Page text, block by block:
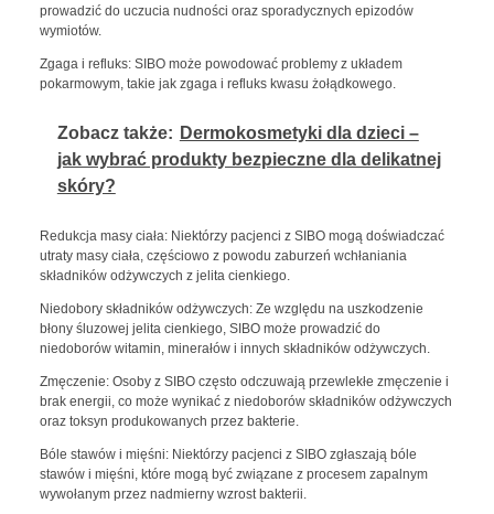
prowadzić do uczucia nudności oraz sporadycznych epizodów
wymiotów.
Zgaga i refluks: SIBO może powodować problemy z układem
pokarmowym, takie jak zgaga i refluks kwasu żołądkowego.
Zobacz także: Dermokosmetyki dla dzieci –
jak wybrać produkty bezpieczne dla delikatnej
skóry?
Redukcja masy ciała: Niektórzy pacjenci z SIBO mogą doświadczać
utraty masy ciała, częściowo z powodu zaburzeń wchłaniania
składników odżywczych z jelita cienkiego.
Niedobory składników odżywczych: Ze względu na uszkodzenie
błony śluzowej jelita cienkiego, SIBO może prowadzić do
niedoborów witamin, minerałów i innych składników odżywczych.
Zmęczenie: Osoby z SIBO często odczuwają przewlekłe zmęczenie i
brak energii, co może wynikać z niedoborów składników odżywczych
oraz toksyn produkowanych przez bakterie.
Bóle stawów i mięśni: Niektórzy pacjenci z SIBO zgłaszają bóle
stawów i mięśni, które mogą być związane z procesem zapalnym
wywołanym przez nadmierny wzrost bakterii.